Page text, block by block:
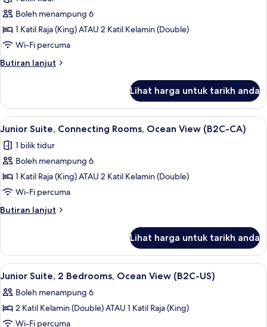
(C)
untuk
Junior
Suite,
Connecting
Rooms
CA)
Boleh menampung 6
1 Katil Raja (King) ATAU 2 Katil Kelamin (Double)
Wi-Fi percuma
Butiran lanjut
Butiran
Suite,
Connecting
Rooms
CA)
Lihat harga untuk tarikh anda
Lihat
semua
foto
untuk
Junior
Suite,
Connecting
Rooms,
View
(B2C-
CA)
Bar mini, peti besi dalam bilik,
2
Junior Suite, Connecting Rooms, Ocean View (B2C-CA)
1 bilik tidur
Boleh menampung 6
1 Katil Raja (King) ATAU 2 Katil Kelamin (Double)
Wi-Fi percuma
Butiran lanjut
Butiran
Suite,
Connecting
Rooms,
View
(B2C-
Lihat harga untuk tarikh anda
Lihat
semua
foto
untuk
Junior
Bar mini, peti besi dalam bilik,
2
Junior Suite, 2 Bedrooms, Ocean View (B2C-US)
Boleh menampung 6
2 Katil Kelamin (Double) ATAU 1 Katil Raja (King)
Wi-Fi percuma